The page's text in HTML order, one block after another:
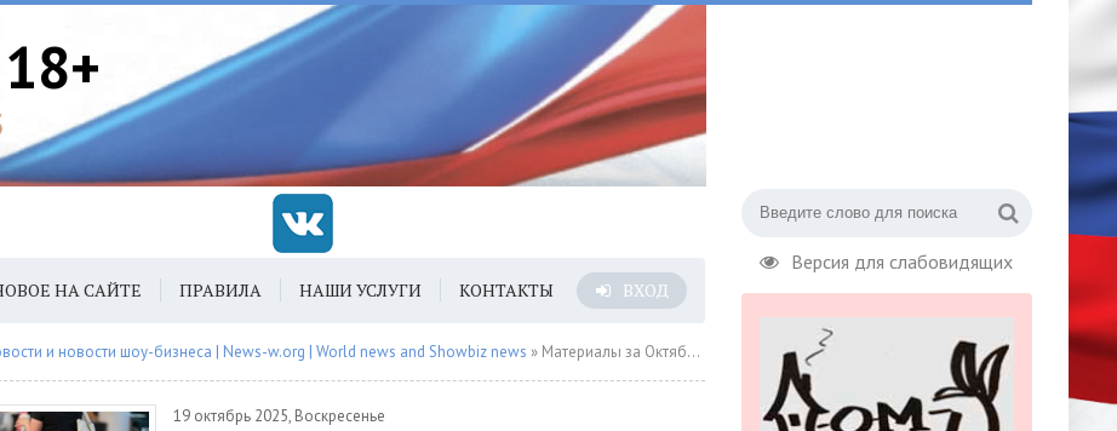
18+
Версия для слабовидящих
НА САЙТЕ ПРАВИЛА НАШИ УСЛУГИ КОНТАКТЫ ВХОД
и новости шоу-бизнеса | News-w.org | World news and Showbiz news » Материалы за Октябрь 2025 года » Страница 7
19 октябрь 2025, Воскресенье